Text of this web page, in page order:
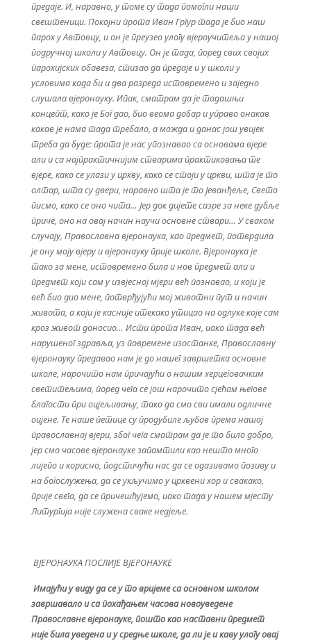
предаје. И, наравно, у томе су тада помогли наши
свештеници. Покојни прота Иван Гргур тада је био наш
парох у Автовцу, и он је преузео улогу вјероучитеља у нашој
подручној школи у Автовцу. Он је тада, поред свих својих
парохијских обавеза, стизао да предаје и у школи у
условима када би и два разреда истовремено и заједно
слушала вјеронауку. Ипак, сматрам да је тадашњи
концепт, како је Бог дао, био веома добар и управо онакав
какав је нама тада требало, а можда и данас још увијек
треба да буде: прота је нас упознавао са основама вјере
али и са најпрактичнијим стварима практиковања те
вјере, како се улази у цркву, како се стоји у цркви, шта је то
олтар, шта су двери, наравно шта је то Јеванђеље, Свето
писмо, како се оно чита… Јер док дијете сазре за неке дубље
приче, оно на овај начин научи основне ствари… У сваком
случају, Православна вјеронаука, као предмет, потврдила
је ону моју вјеру и вјеронауку прије школе. Вјеронаука је
тако за мене, истовремено била и нов предмет али и
предмет који сам у извјесној мјери већ познавао, и који је
већ био дио мене, потврђујући мој животни пут и начин
живота, а који је касније итекако утицао на одлуке које сам
кроз живот доносио… Исти прота Иван, иако тада већ
нарушеног здравља, уз повремене изостанке, Православну
вјеронауку предавао нам је до нашег завршетка основне
школе, нарочито нам причајући о нашим херцеговачким
светитељима, поред чега се још нарочито сјећам његове
благости при оцјељивању, тако да смо сви имали одличне
оцјене. Те наше петице су продубиле љубав према нашој
православној вјери, због чега сматрам да је то било добро,
јер смо часове вјеронауке запамтили као нешто много
лијепо и корисно, подстичући нас да се одазивамо позиву и
на богослужења, да се укључимо у црквени хор и свакако,
прије свега, да се причешћујемо, иако тада у нашем мјесту
Литургија није служена сваке недјеље.
ВЈЕРОНАУКА ПОСЛИЈЕ ВЈЕРОНАУКЕ
Имајући у виду да се у то вријеме са основном школом
завршавало и са похађањем часова новоуведене
Православне вјеронауке, пошто као наставни предмет
није била уведена и у средње школе, да ли је и каву улогу овај